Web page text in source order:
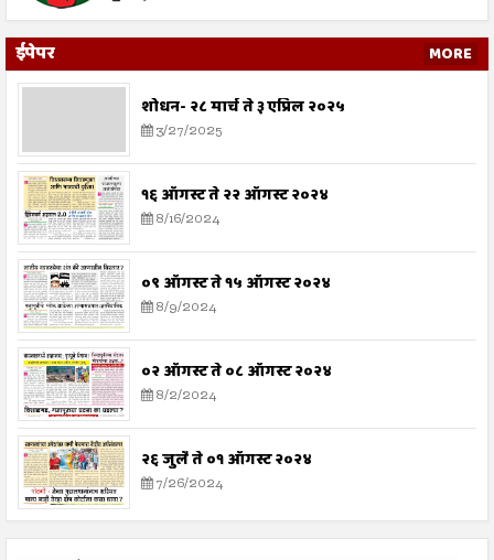
ईपेपर MORE
शोधन- २८ मार्च ते ३ एप्रिल २०२५
3/27/2025
१६ ऑगस्ट ते २२ ऑगस्ट २०२४
8/16/2024
०९ ऑगस्ट ते १५ ऑगस्ट २०२४
8/9/2024
०२ ऑगस्ट ते ०८ ऑगस्ट २०२४
8/2/2024
२६ जुलै ते ०१ ऑगस्ट २०२४
7/26/2024